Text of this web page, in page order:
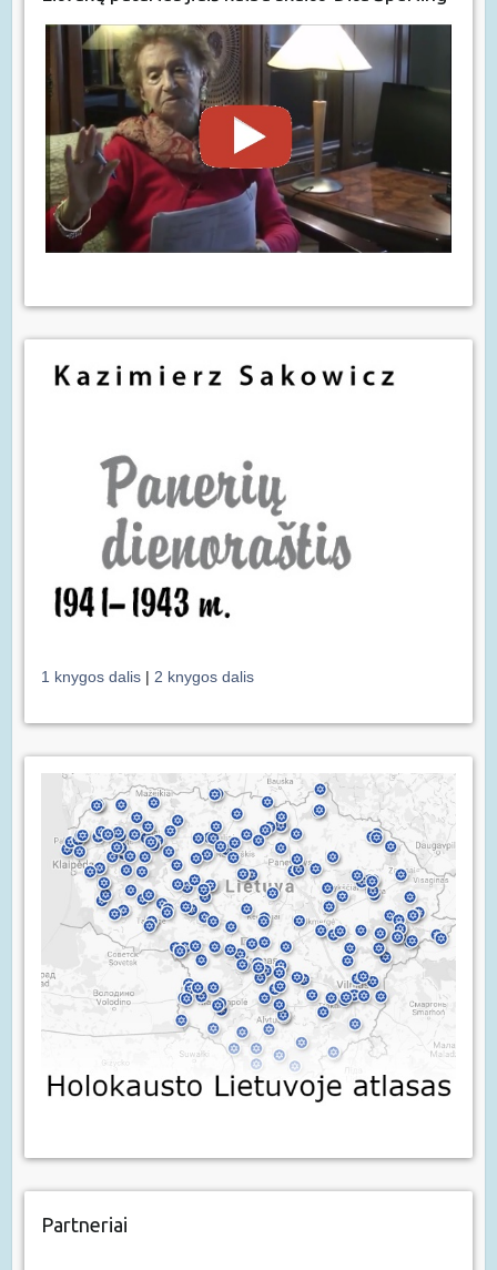
1 knygos dalis | 2 knygos dalis
Partneriai